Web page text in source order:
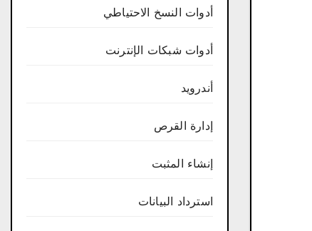
أدوات النسخ الاحتياطي
أدوات شبكات الإنترنت
أندرويد
إدارة القرص
إنشاء المثبت
استرداد البيانات